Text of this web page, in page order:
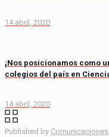
14 abril, 2020
¡Nos posicionamos como
colegios del país en
14 abril, 2020
Published by